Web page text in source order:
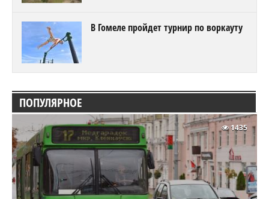
В Гомеле пройдет турнир по воркауту
ПОПУЛЯРНОЕ
1435